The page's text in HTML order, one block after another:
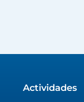
Actividades